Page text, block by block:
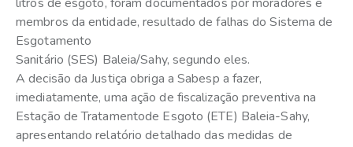
membros da entidade, resultado de falhas do Sistema de
Esgotamento
Sanitário (SES) Baleia/Sahy, segundo eles.
A decisão da Justiça obriga a Sabesp a fazer,
imediatamente, uma ação de fiscalização preventiva na
Estação de Tratamentode Esgoto (ETE) Baleia-Sahy,
apresentando relatório detalhado das medidas de